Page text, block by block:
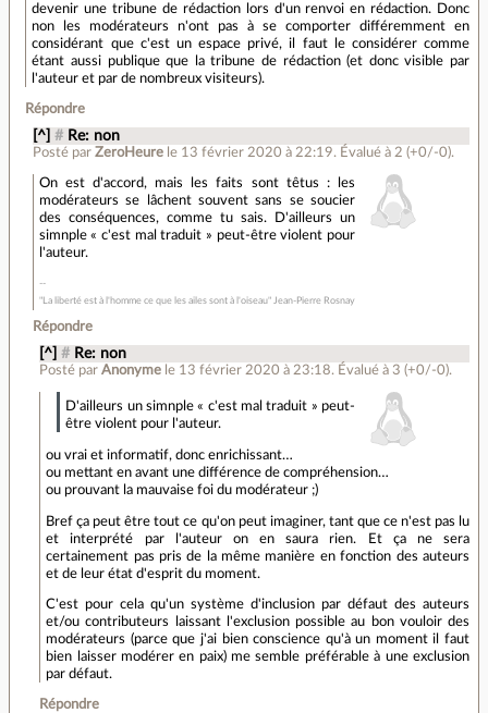
devenir une tribune de rédaction lors d'un renvoi en rédaction. Donc
non les modérateurs n'ont pas à se comporter différemment en
considérant que c'est un espace privé, il faut le considérer comme
étant aussi publique que la tribune de rédaction (et donc visible par
l'auteur et par de nombreux visiteurs).
Répondre
[^] # Re: non
Posté par ZeroHeure le 13 février 2020 à 22:19. Évalué à 2 (+0/-0).
On est d'accord, mais les faits sont têtus : les
modérateurs se lâchent souvent sans se soucier
des conséquences, comme tu sais. D'ailleurs un
simnple « c'est mal traduit » peut-être violent pour
l'auteur.
"La liberté est à l'homme ce que les ailes sont à l'oiseau" Jean-Pierre Rosnay
Répondre
[^] # Re: non
Posté parAnonyme le 13 février 2020 à 23:18. Évalué à 3 (+0/-0).
D'ailleurs un simnple « c'est mal traduit » peut-
être violent pour l'auteur.
ou vrai et informatif, donc enrichissant…
ou mettant en avant une différence de compréhension…
ou prouvant la mauvaise foi du modérateur ;)
Bref ça peut être tout ce qu'on peut imaginer, tant que ce n'est pas lu
et interprété par l'auteur on en saura rien. Et ça ne sera
certainement pas pris de la même manière en fonction des auteurs
et de leur état d'esprit du moment.
C'est pour cela qu'un système d'inclusion par défaut des auteurs
et/ou contributeurs laissant l'exclusion possible au bon vouloir des
modérateurs (parce que j'ai bien conscience qu'à un moment il faut
bien laisser modérer en paix) me semble préférable à une exclusion
par défaut.
Répondre